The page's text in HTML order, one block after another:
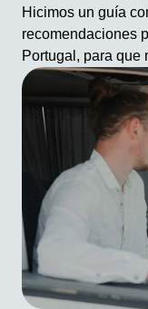
Hicimos un guía
recomendaciones
Portugal, para que